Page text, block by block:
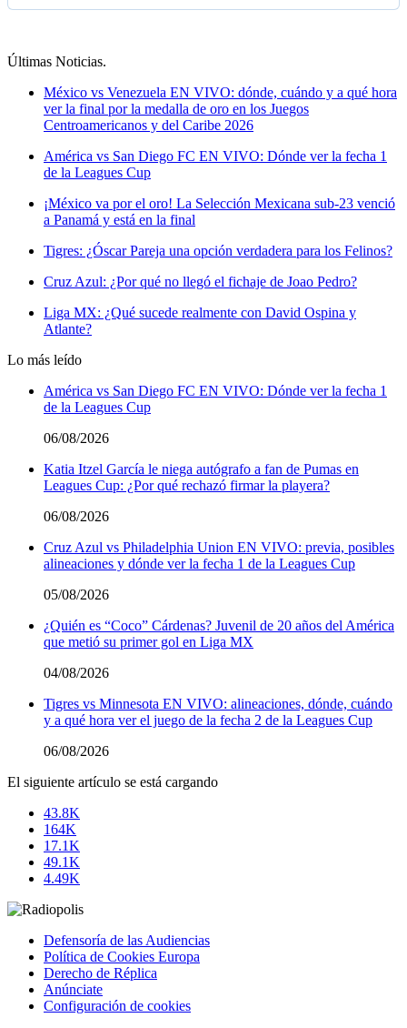
Últimas Noticias.
México vs Venezuela EN VIVO: dónde, cuándo y a qué hora
ver la final por la medalla de oro en los Juegos
Centroamericanos y del Caribe 2026
América vs San Diego FC EN VIVO: Dónde ver la fecha 1
de la Leagues Cup
¡México va por el oro! La Selección Mexicana sub-23 venció
a Panamá y está en la final
Tigres: ¿Óscar Pareja una opción verdadera para los Felinos?
Cruz Azul: ¿Por qué no llegó el fichaje de Joao Pedro?
Liga MX: ¿Qué sucede realmente con David Ospina y
Atlante?
Lo más leído
América vs San Diego FC EN VIVO: Dónde ver la fecha 1
de la Leagues Cup
06/08/2026
Katia Itzel García le niega autógrafo a fan de Pumas en
Leagues Cup: ¿Por qué rechazó firmar la playera?
06/08/2026
Cruz Azul vs Philadelphia Union EN VIVO: previa, posibles
alineaciones y dónde ver la fecha 1 de la Leagues Cup
05/08/2026
¿Quién es “Coco” Cárdenas? Juvenil de 20 años del América
que metió su primer gol en Liga MX
04/08/2026
Tigres vs Minnesota EN VIVO: alineaciones, dónde, cuándo
y a qué hora ver el juego de la fecha 2 de la Leagues Cup
06/08/2026
El siguiente artículo se está cargando
43.8K
164K
17.1K
49.1K
4.49K
Defensoría de las Audiencias
Política de Cookies Europa
Derecho de Réplica
Anúnciate
Configuración de cookies